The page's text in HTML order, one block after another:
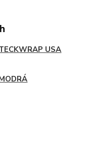
USA